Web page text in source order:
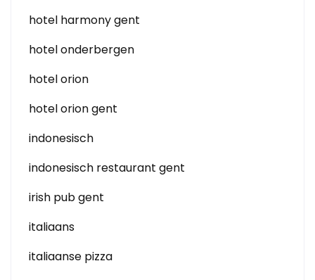
hotel harmony gent
hotel onderbergen
hotel orion
hotel orion gent
indonesisch
indonesisch restaurant gent
irish pub gent
italiaans
italiaanse pizza